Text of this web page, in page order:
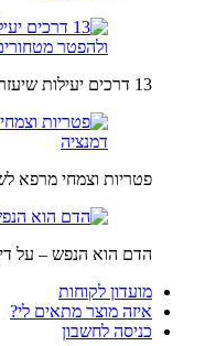
13 דרכים יעילות שיעזרו לכם לשחרר עצירות ולהפטר מטחורים
פטריות וצמחי מרפא
הדם הוא הנפש – על
מועדון לקוחות
איזה מוצר מתאים לי?
כניסה לחשבון